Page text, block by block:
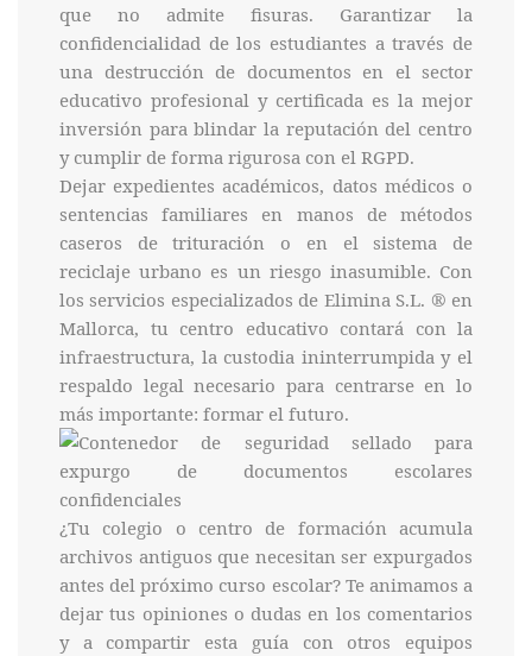
que no admite fisuras. Garantizar la
confidencialidad de los estudiantes a través de
una destrucción de documentos en el sector
educativo profesional y certificada es la mejor
inversión para blindar la reputación del centro
y cumplir de forma rigurosa con el RGPD.
Dejar expedientes académicos, datos médicos o
sentencias familiares en manos de métodos
caseros de trituración o en el sistema de
reciclaje urbano es un riesgo inasumible. Con
los servicios especializados de Elimina S.L. ® en
Mallorca, tu centro educativo contará con la
infraestructura, la custodia ininterrumpida y el
respaldo legal necesario para centrarse en lo
más importante: formar el futuro.
¿Tu colegio o centro de formación acumula
archivos antiguos que necesitan ser expurgados
antes del próximo curso escolar? Te animamos a
dejar tus opiniones o dudas en los comentarios
y a compartir esta guía con otros equipos